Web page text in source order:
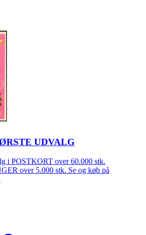
UDVALG
i POSTKORT over 60.000 stk.
over 5.000 stk. Se og køb på